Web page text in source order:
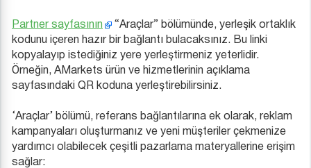
Partner sayfasının
“Araçlar” bölümünde, yerleşik ortaklık
kodunu içeren hazır bir bağlantı bulacaksınız. Bu linki
kopyalayıp istediğiniz yere yerleştirmeniz yeterlidir.
Örneğin, AMarkets ürün ve hizmetlerinin açıklama
sayfasındaki QR koduna yerleştirebilirsiniz.
‘Araçlar’ bölümü, referans bağlantılarına ek olarak, reklam
kampanyaları oluşturmanız ve yeni müşteriler çekmenize
yardımcı olabilecek çeşitli pazarlama materyallerine erişim
sağlar: